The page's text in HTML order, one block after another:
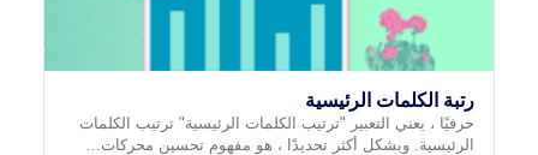
رتبة الكلمات الرئيسية
حرفيًا ، يعني التعبير "ترتيب الكلمات الرئيسية" ترتيب الكلمات
الرئيسية. وبشكل أكثر تحديدًا ، هو مفهوم تحسين محركات…